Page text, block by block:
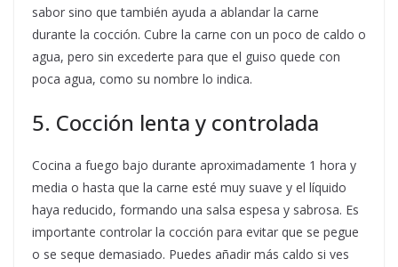
sabor sino que también ayuda a ablandar la carne
durante la cocción. Cubre la carne con un poco de caldo o
agua, pero sin excederte para que el guiso quede con
poca agua, como su nombre lo indica.
5. Cocción lenta y controlada
Cocina a fuego bajo durante aproximadamente 1 hora y
media o hasta que la carne esté muy suave y el líquido
haya reducido, formando una salsa espesa y sabrosa. Es
importante controlar la cocción para evitar que se pegue
o se seque demasiado. Puedes añadir más caldo si ves